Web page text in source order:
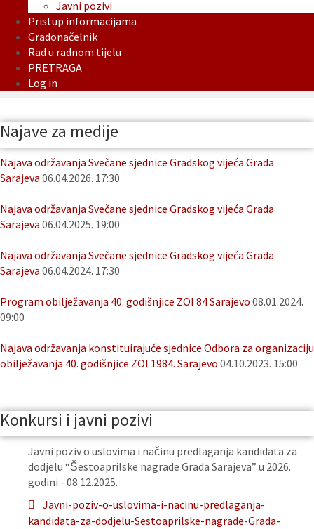
Javni pozivi
Pristup informacijama
Gradonačelnik
Rad u radnom tijelu
PRETRAGA
Log in
Najave za medije
Najava održavanja Svečane sjednice Gradskog vijeća Grada
Sarajeva 06.04.2026. 17:30
Najava održavanja Svečane sjednice Gradskog vijeća Grada
Sarajeva 06.04.2025. 19:00
Najava održavanja Svečane sjednice Gradskog vijeća Grada
Sarajeva 06.04.2024. 17:30
Program obilježavanja 40. godišnjice ZOI 84 Sarajevo 08.01.2024.
09:00
Najava održavanja konstituirajuće sjednice Odbora za organizaciju
obilježavanja 40. godišnjice ZOI 1984. Sarajevo 04.10.2023. 15:00
Konkursi i javni pozivi
Javni poziv o uslovima i načinu predlaganja kandidata za
dodjelu “Šestoaprilske nagrade Grada Sarajeva” u 2026.
godini - 08.12.2025.
Javni-poziv-o-uslovima-i-nacinu-predlaganja-
kandidata-za-dodjelu-Sestoaprilske-nagrade-Grada-